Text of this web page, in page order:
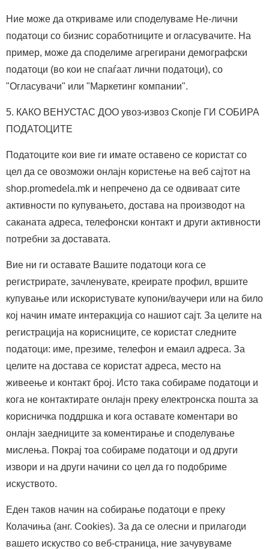
Ние може да откриваме или споделуваме Не-лични
податоци со бизнис соработниците и огласувачите. На
пример, може да споделиме агрегирани демографски
податоци (во кои не спаѓаат лични податоци), со
"Огласувачи" или "Маркетинг компании".
5. КАКО ВЕНУСТАС ДОО увоз-извоз Скопје ГИ СОБИРА
ПОДАТОЦИТЕ
Податоците кои вие ги имате оставено се користат со
цел да се овозможи онлајн користење на веб сајтот на
shop.promedela.mk и непречено да се одвиваат сите
активности по купувањето, достава на производот на
саканата адреса, телефoнски контакт и други активности
потребни за доставата.
Вие ни ги оставате Вашите податоци кога се
регистрирате, зачленувате, креирате профил, вршите
купување или искористувате купони/ваучери или на било
кој начин имате интеракција со нашиот сајт. За целите на
регистрација на корисниците, се користат следните
податоци: име, презиме, телефон и емаил адреса. За
целите на достава се користат адреса, место на
живеење и контакт број. Исто така собираме податоци и
кога не контактирате онлајн преку електронска пошта за
корисничка поддршка и кога оставате коментари во
онлајн заедниците за коментирање и споделување
мислења. Покрај тоа собираме податоци и од други
извори и на други начини со цел да го подобриме
искуството.
Еден таков начин на собирање податоци е преку
Колачиња (анг. Cookies). За да се олесни и прилагоди
вашето искуство со веб-страница, ние зачувуваме